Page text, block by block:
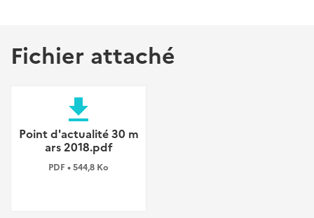
Fichier attaché
file_download
Point d'actualité 30 m
ars 2018.pdf
PDF • 544,8 Ko